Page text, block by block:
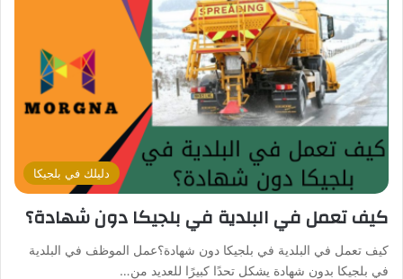
دليلك في بلجيكا
كيف تعمل في البلدية في بلجيكا دون شهادة؟
كيف تعمل في البلدية في بلجيكا دون شهادة؟عمل الموظف في البلدية
في بلجيكا بدون شهادة يشكل تحدًا كبيرًا للعديد من…